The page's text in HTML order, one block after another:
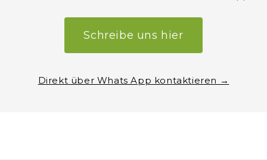
Schreibe uns hier
Direkt über Whats App kontaktieren →